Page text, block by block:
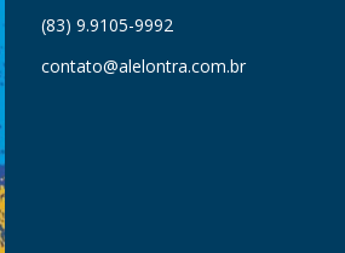
(83) 9.9105-9992
contato@alelontra.com.br